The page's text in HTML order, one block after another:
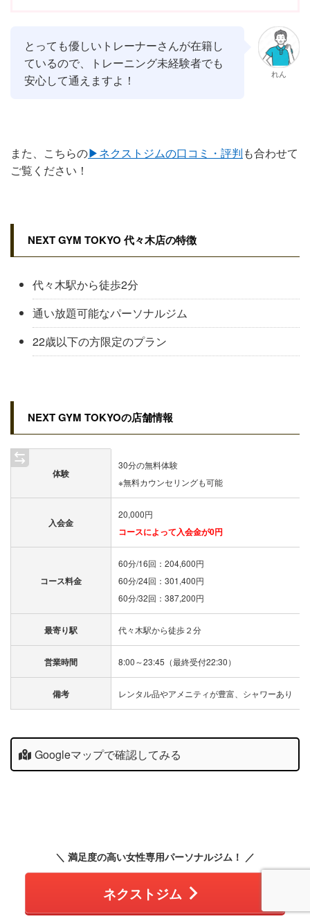
とっても優しいトレーナーさんが在籍し
ているので、トレーニング未経験者でも
安心して通えますよ！
れん
また、こちらの▶︎ネクストジムの口コミ・評判も合わせて
ご覧ください！
NEXT GYM TOKYO 代々木店の特徴
代々木駅から徒歩2分
通い放題可能なパーソナルジム
22歳以下の方限定のプラン
NEXT GYM TOKYOの店舗情報
体験
30分の無料体験
※無料カウンセリングも可能
入会金
20,000円
コースによって入会金が0円
コース料金
60分/16回：204,600円
60分/24回：301,400円
60分/32回：387,200円
最寄り駅 代々木駅から徒歩２分
営業時間 8:00～23:45（最終受付22:30）
備考 レンタル品やアメニティが豊富、シャワーあり
Googleマップで確認してみる
＼ 満足度の高い女性専用パーソナルジム！ ／
ネクストジム